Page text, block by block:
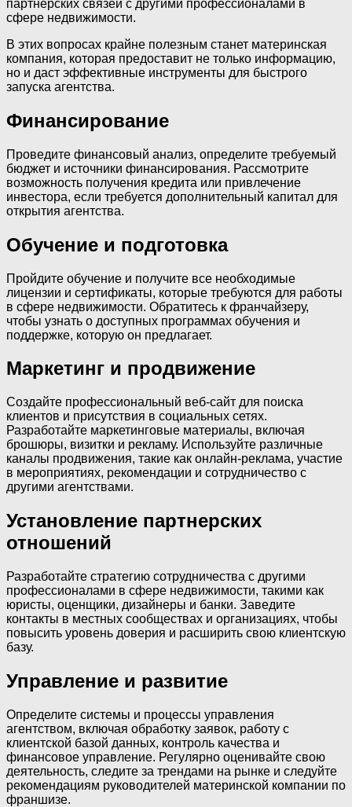
партнерских связей с другими профессионалами в
сфере недвижимости.
В этих вопросах крайне полезным станет материнская
компания, которая предоставит не только информацию,
но и даст эффективные инструменты для быстрого
запуска агентства.
Финансирование
Проведите финансовый анализ, определите требуемый
бюджет и источники финансирования. Рассмотрите
возможность получения кредита или привлечение
инвестора, если требуется дополнительный капитал для
открытия агентства.
Обучение и подготовка
Пройдите обучение и получите все необходимые
лицензии и сертификаты, которые требуются для работы
в сфере недвижимости. Обратитесь к франчайзеру,
чтобы узнать о доступных программах обучения и
поддержке, которую он предлагает.
Маркетинг и продвижение
Создайте профессиональный веб-сайт для поиска
клиентов и присутствия в социальных сетях.
Разработайте маркетинговые материалы, включая
брошюры, визитки и рекламу. Используйте различные
каналы продвижения, такие как онлайн-реклама, участие
в мероприятиях, рекомендации и сотрудничество с
другими агентствами.
Установление партнерских
отношений
Разработайте стратегию сотрудничества с другими
профессионалами в сфере недвижимости, такими как
юристы, оценщики, дизайнеры и банки. Заведите
контакты в местных сообществах и организациях, чтобы
повысить уровень доверия и расширить свою клиентскую
базу.
Управление и развитие
Определите системы и процессы управления
агентством, включая обработку заявок, работу с
клиентской базой данных, контроль качества и
финансовое управление. Регулярно оценивайте свою
деятельность, следите за трендами на рынке и следуйте
рекомендациям руководителей материнской компании по
франшизе.